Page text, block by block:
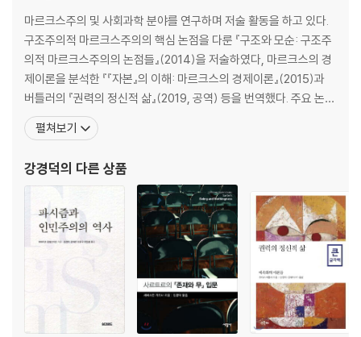
마르크스주의 및 사회과학 분야를 연구하며 저술 활동을 하고 있다.
구조주의적 마르크스주의의 핵심 논점을 다룬 『구조와 모순: 구조주
의적 마르크스주의의 논점들』(2014)을 저술하였다, 마르크스의 경
제이론을 분석한 『『자본』의 이해: 마르크스의 경제이론』(2015)과
버틀러의 『권력의 정신적 삶』(2019, 공역) 등을 번역했다. 주요 논문
으로 「예술과 이데올로기: 스피노자 또는 브레히트」, ‘Gramsci and
Althusser: the Theorists of Topography’(2016), ‘Languag
펼쳐보기
강경덕의 다른 상품